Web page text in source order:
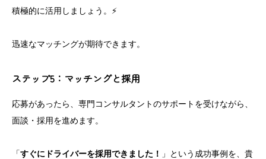
積極的に活用しましょう。⚡
迅速なマッチングが期待できます。
ステップ5：マッチングと採用
応募があったら、専門コンサルタントのサポートを受けながら、
面談・採用を進めます。
「すぐにドライバーを採用できました！
」という成功事例を、貴